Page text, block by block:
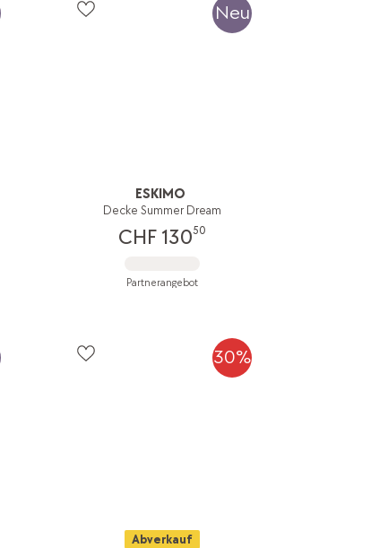
Neu
ESKIMO
Decke Summer Dream
CHF 13050
Partnerangebot
30%
Abverkauf